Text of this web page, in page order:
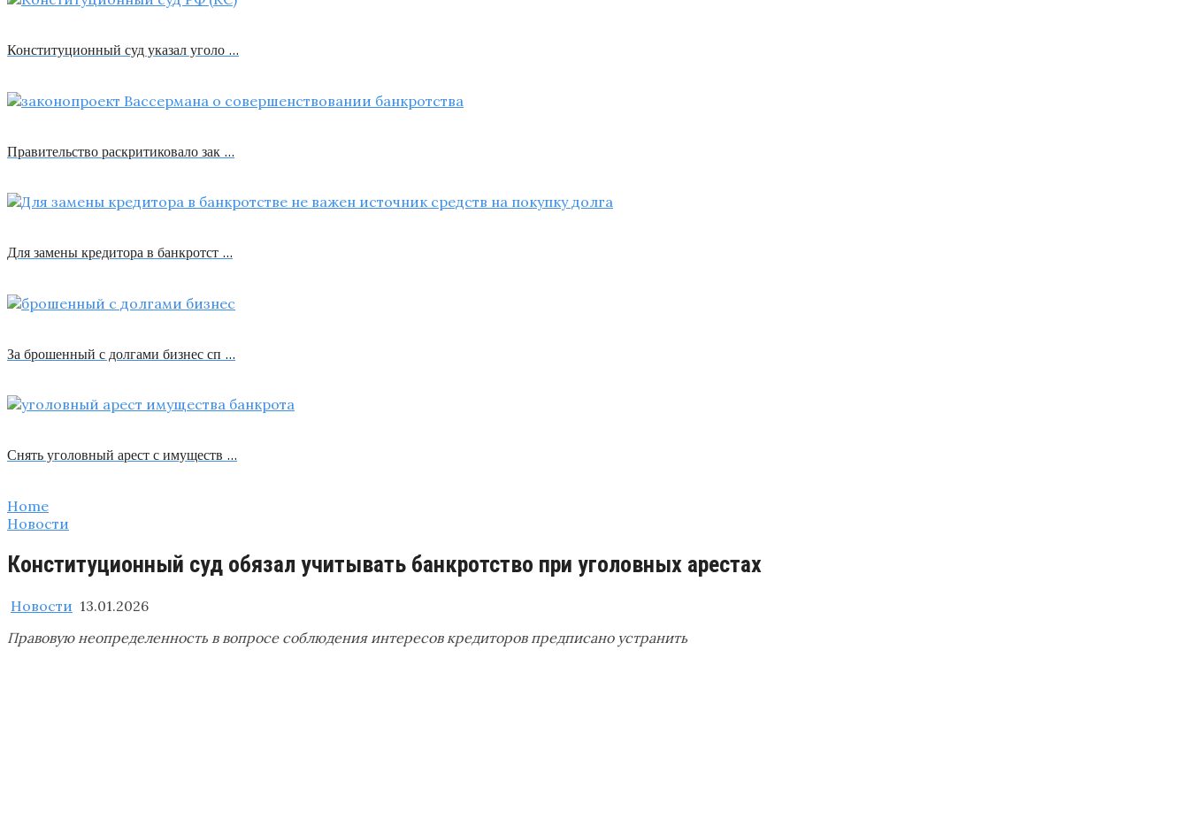
Конституционный суд указал уголо …
Правительство раскритиковало зак …
Для замены кредитора в банкротст …
За брошенный с долгами бизнес сп …
Снять уголовный арест с имуществ …
Home
Новости
Конституционный суд обязал учитывать банкротство при уголовных арестах
Новости 13.01.2026
Правовую неопределенность в вопросе соблюдения интересов кредиторов предписано устранить